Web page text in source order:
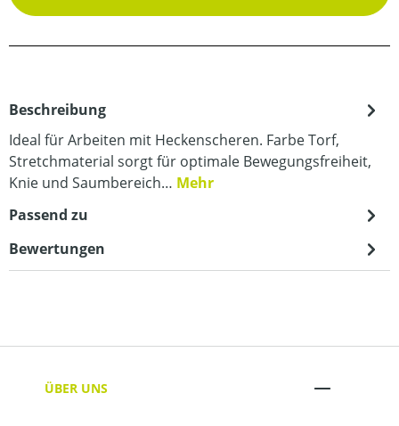
Beschreibung
Ideal für Arbeiten mit Heckenscheren. Farbe Torf,
Stretchmaterial sorgt für optimale Bewegungsfreiheit,
Knie und Saumbereich… Mehr
Passend zu
Bewertungen
ÜBER UNS